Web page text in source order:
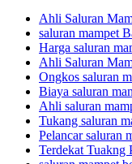
Ahli Saluran
saluran mampet
Harga saluran
Ahli Saluran
Ongkos saluran
Biaya saluran
Ahli saluran
Tukang saluran
Pelancar saluran
Terdekat Tuakng